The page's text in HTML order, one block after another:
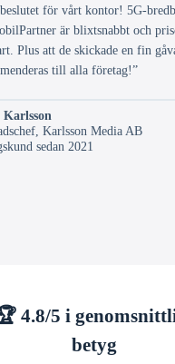
beslutet för vårt kontor! 5G-
är blixtsnabbt och
Plus att de skickade en fin
till alla företag!”
Karlsson
Karlsson Media AB
sedan 2021
4.8/5 i
betyg